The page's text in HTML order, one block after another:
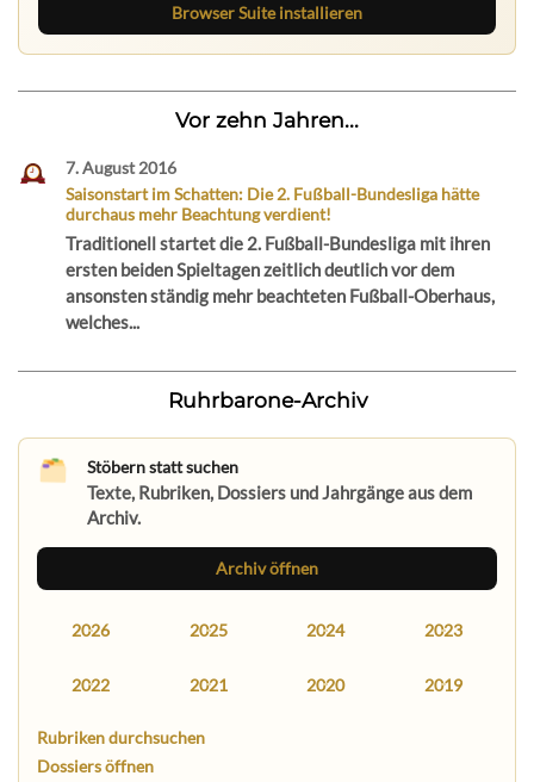
Browser Suite installieren
Vor zehn Jahren...
7. August 2016
Saisonstart im Schatten: Die 2. Fußball-Bundesliga hätte
durchaus mehr Beachtung verdient!
Traditionell startet die 2. Fußball-Bundesliga mit ihren
ersten beiden Spieltagen zeitlich deutlich vor dem
ansonsten ständig mehr beachteten Fußball-Oberhaus,
welches...
Ruhrbarone-Archiv
Stöbern statt suchen
Texte, Rubriken, Dossiers und Jahrgänge aus dem
Archiv.
Archiv öffnen
2026 2025 2024 2023
2022 2021 2020 2019
Rubriken durchsuchen
Dossiers öffnen